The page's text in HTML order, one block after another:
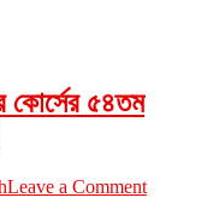
কোর্সের ৫৪তম
Leave a Commenton